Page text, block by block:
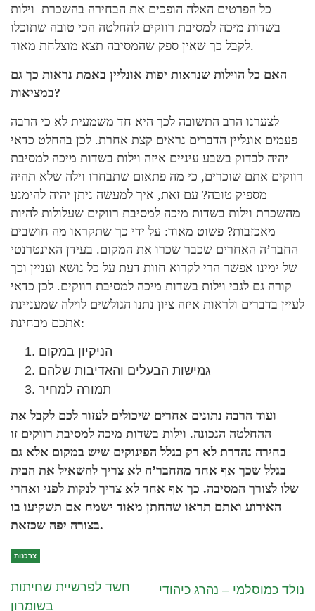
כל הפרטים האלה הופכים את הבחירה בהשכרת וילות
בשדות מיכה למסיבת רווקים להחלטה הכי טובה שתוכלו
לקבל כך שאין ספק שהמסיבה תצא מוצלחת מאוד.
האם כל הוילות שנראות יפות אונליין באמת נראות כך גם
במציאות?
לצערנו הרב התשובה לכך היא חד משמעית לא כי הרבה
פעמים אונליין הדברים נראים קצת אחרת. לכן בהחלט כדאי
יהיה לבדוק בשבע עיניים איזה וילות בשדות מיכה למסיבת
רווקים אתם שוכרים, כי מה פתאום שתבחרו וילה שלא תהיה
מספיק טובה? עם זאת, איך למעשה ניתן יהיה להימנע
מהשכרת וילות בשדות מיכה למסיבת רווקים שעלולות להיות
מאכזבות? פשוט מאוד: על ידי כך שתקראו מה חושבים
החבר’ה האחרים שכבר שכרו את המקום. בעידן האינטרנטי
של ימינו אפשר הרי לקרוא חוות דעת על כל נושא ועניין וכך
קורה גם לגבי וילות בשדות מיכה למסיבת רווקים. לכן כדאי
לעיין בדברים ולראות איזה ציון נתנו הגולשים לוילה שמעניינת
אתכם מבחינת:
הניקיון במקום
גמישות הבעלים והאדיבות שלהם
תמורה למחיר
ועוד הרבה נתונים אחרים שיכולים לעזור לכם לקבל את
ההחלטה הנכונה. וילות בשדות מיכה למסיבת רווקים זו
בחירה נהדרת לא רק בגלל הפינוקים שיש במקום אלא גם
בגלל שכך אף אחד מהחבר’ה לא צריך להשאיל את הבית
שלו לצורך המסיבה. כך אף אחד לא צריך לנקות לפני ואחרי
האירוע ואתם תראו שהחתן מאוד ישמח אם תשקיעו בו
בצורה יפה שכזאת.
צרכנות
חשד לפרשיית שחיתות
בשומרון
נולד כמוסלמי – נהרג כיהודי